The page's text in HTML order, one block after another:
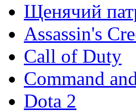
Щенячий
Assassin's
Call of Duty
Command
Dota 2